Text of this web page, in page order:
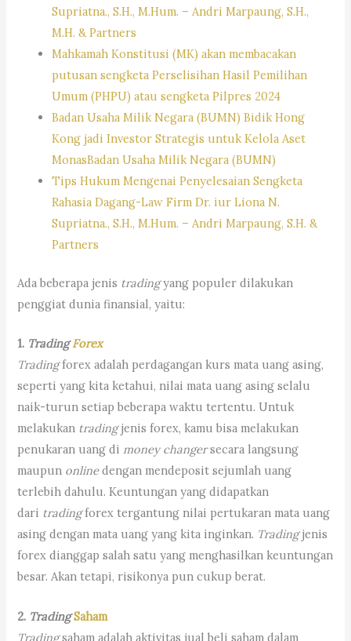
Supriatna., S.H., M.Hum. – Andri Marpaung, S.H.,
M.H. & Partners
Mahkamah Konstitusi (MK) akan membacakan
putusan sengketa Perselisihan Hasil Pemilihan
Umum (PHPU) atau sengketa Pilpres 2024
Badan Usaha Milik Negara (BUMN) Bidik Hong
Kong jadi Investor Strategis untuk Kelola Aset
MonasBadan Usaha Milik Negara (BUMN)
Tips Hukum Mengenai Penyelesaian Sengketa
Rahasia Dagang-Law Firm Dr. iur Liona N.
Supriatna., S.H., M.Hum. – Andri Marpaung, S.H. &
Partners
Ada beberapa jenis tradingyang populer dilakukan
penggiat dunia finansial, yaitu:
1. TradingForex
Tradingforex adalah perdagangan kurs mata uang asing,
seperti yang kita ketahui, nilai mata uang asing selalu
naik-turun setiap beberapa waktu tertentu. Untuk
melakukan tradingjenis forex, kamu bisa melakukan
penukaran uang di money changersecara langsung
maupun onlinedengan mendeposit sejumlah uang
terlebih dahulu. Keuntungan yang didapatkan
dari tradingforex tergantung nilai pertukaran mata uang
asing dengan mata uang yang kita inginkan. Tradingjenis
forex dianggap salah satu yang menghasilkan keuntungan
besar. Akan tetapi, risikonya pun cukup berat.
2. TradingSaham
Tradingsaham adalah aktivitas jual beli saham dalam